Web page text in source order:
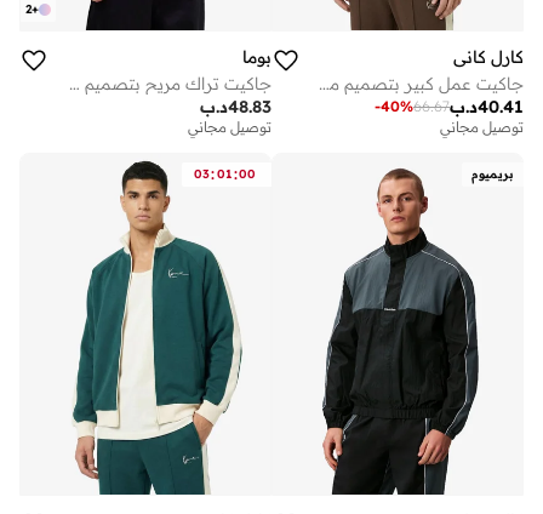
كارل كاني
جاكيت عمل كبير بتصميم مموه خشبي مميز
د.ب40.41
66.67
-40%
توصيل مجاني
+
2
بوما
جاكيت تراك مريح بتصميم حب القطط
د.ب48.83
توصيل مجاني
بريميوم 03:01:00